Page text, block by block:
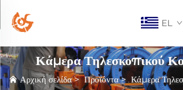
EL
Κάμερα Τηλεσκοπικού
Αρχική σελίδα>Προϊόντα>Κάμερα